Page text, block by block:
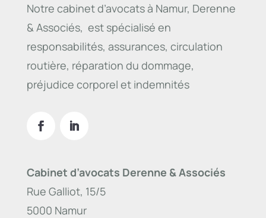
Notre cabinet d’avocats à Namur, Derenne
& Associés, est spécialisé en
responsabilités, assurances, circulation
routière, réparation du dommage,
préjudice corporel et indemnités
Cabinet d’avocats Derenne & Associés
Rue Galliot, 15/5
5000 Namur